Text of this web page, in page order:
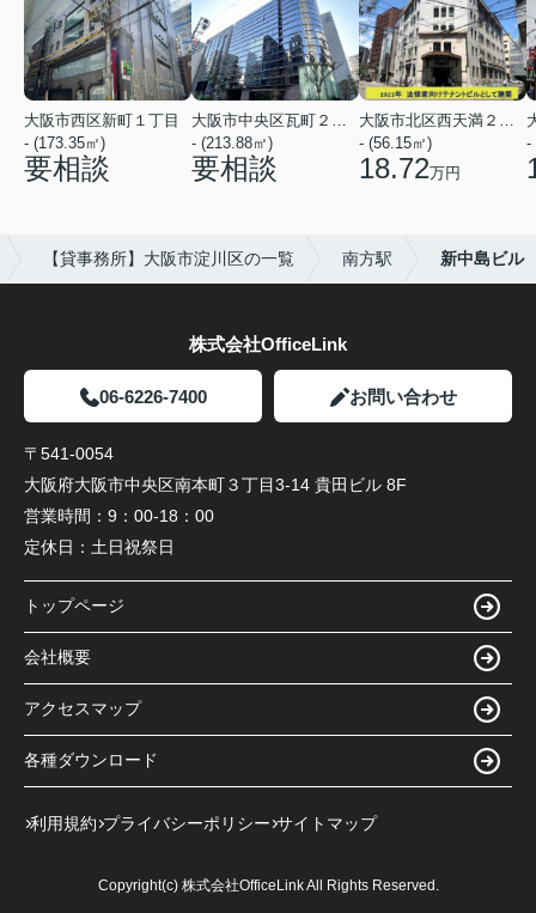
大阪市西区新町１丁目
- (173.35㎡)
要相談
- (213.88㎡)
要相談
- (56.15㎡)
18.72万円
-
【貸事務所】大阪市淀川区の一覧 南方駅 新中島ビル
株式会社OfficeLink
06-6226-7400 お問い合わせ
〒541-0054
大阪府大阪市中央区南本町３丁目3-14 貴田ビル 8F
営業時間： 9：00-18：00
定休日： 土日祝祭日
トップページ
会社概要
アクセスマップ
各種ダウンロード
利用規約 プライバシーポリシー サイトマップ
Copyright(c) 株式会社OfficeLink All Rights Reserved.